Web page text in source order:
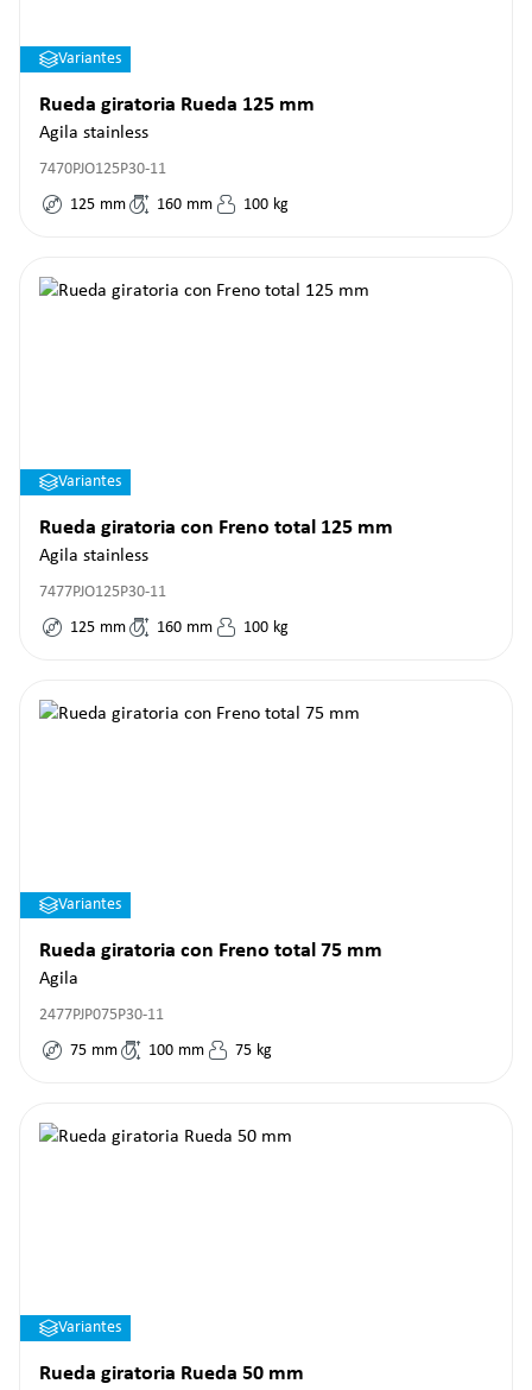
Variantes
Rueda giratoria Rueda 125 mm
Agila stainless
7470PJO125P30-11
125 mm 160 mm 100 kg
Variantes
Rueda giratoria con Freno total 125 mm
Agila stainless
7477PJO125P30-11
125 mm 160 mm 100 kg
Variantes
Rueda giratoria con Freno total 75 mm
Agila
2477PJP075P30-11
75 mm 100 mm 75 kg
Variantes
Rueda giratoria Rueda 50 mm